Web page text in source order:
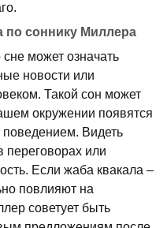
по соннику Миллера
может означать
новости или
Такой сон может
окружении появятся
Видеть
переговорах или
Если жаба квакала –
повлияют на
советует быть